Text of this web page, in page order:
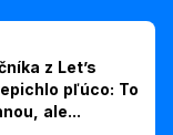
z Let’s
pľúco: To
ale...